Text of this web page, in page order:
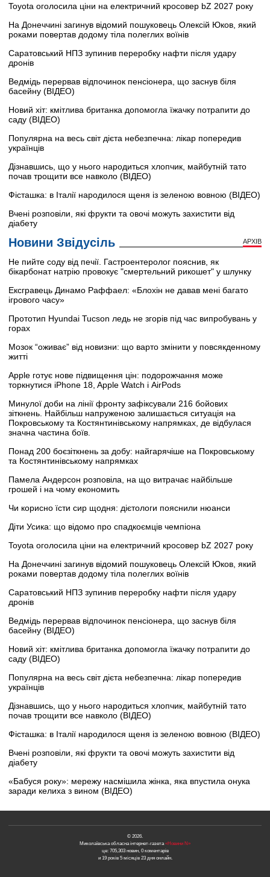
Toyota оголосила ціни на електричний кросовер bZ 2027 року
На Донеччині загинув відомий пошуковець Олексій Юков, який
роками повертав додому тіла полеглих воїнів
Саратовський НПЗ зупинив переробку нафти після удару
дронів
Ведмідь перервав відпочинок пенсіонера, що заснув біля
басейну (ВІДЕО)
Новий хіт: кмітлива британка допомогла їжачку потрапити до
саду (ВІДЕО)
Популярна на весь світ дієта небезпечна: лікар попередив
українців
Дізнавшись, що у нього народиться хлопчик, майбутній тато
почав трощити все навколо (ВІДЕО)
Фісташка: в Італії народилося щеня із зеленою вовною (ВІДЕО)
Вчені розповіли, які фрукти та овочі можуть захистити від
діабету
Новини Звідусіль АРХІВ
Не пийте соду від печії. Гастроентеролог пояснив, як
бікарбонат натрію провокує "смертельний рикошет" у шлунку
Ексгравець Динамо Раффаел: «Блохін не давав мені багато
ігрового часу»
Прототип Hyundai Tucson ледь не згорів під час випробувань у
горах
Мозок “оживає” від новизни: що варто змінити у повсякденному
житті
Apple готує нове підвищення цін: подорожчання може
торкнутися iPhone 18, Apple Watch і AirPods
Минулої доби на лінії фронту зафіксували 216 бойових
зіткнень. Найбільш напруженою залишається ситуація на
Покровському та Костянтинівському напрямках, де відбулася
значна частина боїв.
Понад 200 боєзіткнень за добу: найгарячіше на Покровському
та Костянтинівському напрямках
Памела Андерсон розповіла, на що витрачає найбільше
грошей і на чому економить
Чи корисно їсти сир щодня: дієтологи пояснили нюанси
Діти Усика: що відомо про спадкоємців чемпіона
Toyota оголосила ціни на електричний кросовер bZ 2027 року
На Донеччині загинув відомий пошуковець Олексій Юков, який
роками повертав додому тіла полеглих воїнів
Саратовський НПЗ зупинив переробку нафти після удару
дронів
Ведмідь перервав відпочинок пенсіонера, що заснув біля
басейну (ВІДЕО)
Новий хіт: кмітлива британка допомогла їжачку потрапити до
саду (ВІДЕО)
Популярна на весь світ дієта небезпечна: лікар попередив
українців
Дізнавшись, що у нього народиться хлопчик, майбутній тато
почав трощити все навколо (ВІДЕО)
Фісташка: в Італії народилося щеня із зеленою вовною (ВІДЕО)
Вчені розповіли, які фрукти та овочі можуть захистити від
діабету
«Бабуся року»: мережу насмішила жінка, яка впустила онука
заради келиха з вином (ВІДЕО)
© 2026.
Миколаївська обласна інтернет-газета«Новини N»
це: 705,303 новин, 0 коментарів
и 19 років 5 місяців 23 дня онлайн.